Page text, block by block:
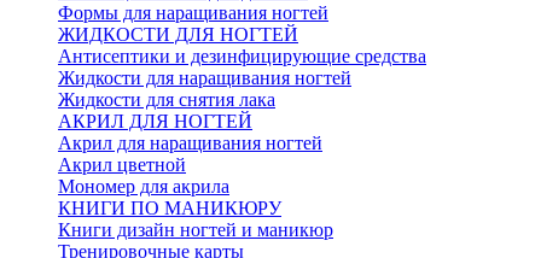
Формы для наращивания ногтей
ЖИДКОСТИ ДЛЯ НОГТЕЙ
Антисептики и дезинфицирующие средства
Жидкости для наращивания ногтей
Жидкости для снятия лака
АКРИЛ ДЛЯ НОГТЕЙ
Акрил для наращивания ногтей
Акрил цветной
Мономер для акрила
КНИГИ ПО МАНИКЮРУ
Книги дизайн ногтей и маникюр
Тренировочные карты